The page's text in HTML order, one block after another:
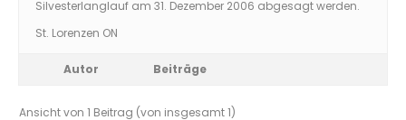
Silvesterlanglauf am 31. Dezember 2006 abgesagt werden.
St. Lorenzen ON
Autor Beiträge
Ansicht von 1 Beitrag (von insgesamt 1)